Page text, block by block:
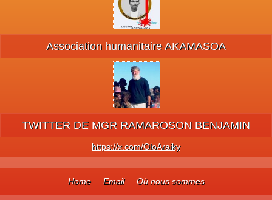
Association humanitaire AKAMASOA
TWITTER DE MGR RAMAROSON BENJAMIN
https://x.com/OloAraiky
Home Email Où nous sommes